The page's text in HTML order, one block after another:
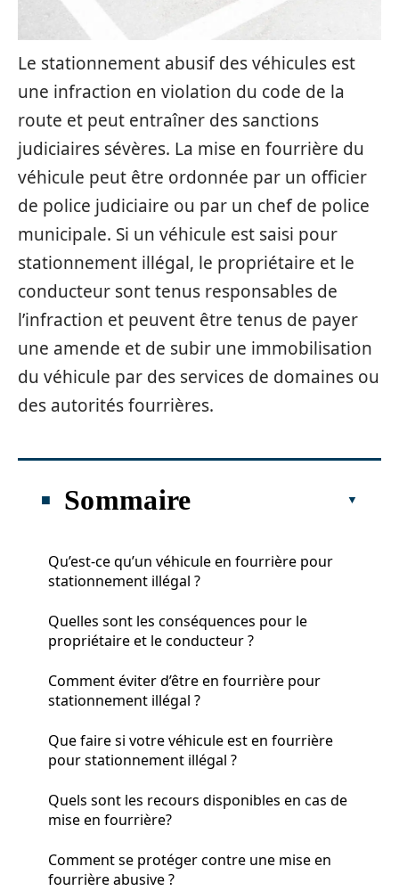
Le stationnement abusif des véhicules est
une infraction en violation du code de la
route et peut entraîner des sanctions
judiciaires sévères. La mise en fourrière du
véhicule peut être ordonnée par un officier
de police judiciaire ou par un chef de police
municipale. Si un véhicule est saisi pour
stationnement illégal, le propriétaire et le
conducteur sont tenus responsables de
l’infraction et peuvent être tenus de payer
une amende et de subir une immobilisation
du véhicule par des services de domaines ou
des autorités fourrières.
Sommaire
Qu’est-ce qu’un véhicule en fourrière pour
stationnement illégal ?
Quelles sont les conséquences pour le
propriétaire et le conducteur ?
Comment éviter d’être en fourrière pour
stationnement illégal ?
Que faire si votre véhicule est en fourrière
pour stationnement illégal ?
Quels sont les recours disponibles en cas de
mise en fourrière?
Comment se protéger contre une mise en
fourrière abusive ?